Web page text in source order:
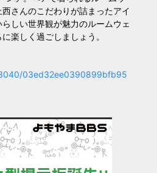
さんのこだわりが詰まったアイ
しい世界観が魅力のルームウェ
楽しく過ごしましょう。
03ed32ee0390899bfb95